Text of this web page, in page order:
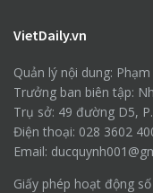
VietDaily.vn
Quản lý nội dung:
Trưởng ban biên tập:
Trụ sở: 49 đường D5,
Điện thoại: 028 3602
Email:
Giấy phép hoạt động